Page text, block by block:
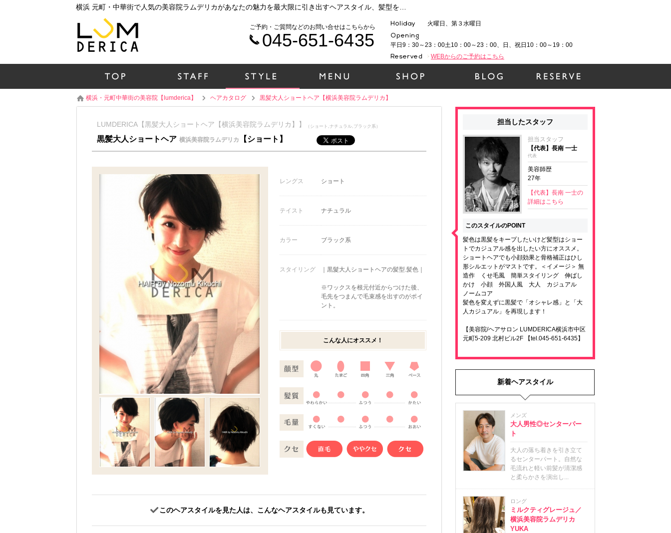
火曜日、第３水曜日
平日9：30～23：00土10：00～23：00、日、祝日10：00～19：00
WEBからのご予約はこちら
ご予約・ご質問などのお問い合せはこちらから
045-651-6435
横浜・元町中華街の美容院【lumderica】 ヘアカタログ 黒髪大人ショートヘア【横浜美容院ラムデリカ】
LUMDERICA【黒髪大人ショートヘア【横浜美容院ラムデリカ】】 （ショート,ナチュラル,ブラック系）
黒髪大人ショートヘア 横浜美容院ラムデリカ 【ショート】
レングス ショート
テイスト ナチュラル
カラー ブラック系
スタイリング ｜黒髮大人ショートヘアの髪型.髪色｜
※ワックスを根元付近からつけた後、
毛先をつまんで毛束感を出すのがポイ
ント。
こんな人にオススメ！
このヘアスタイルを見た人は、こんなヘアスタイルも見ています。
担当したスタッフ
担当スタッフ
【代表】長南 一士
代表
美容師歴
27年
【代表】長南 一士の
詳細はこちら
このスタイルのPOINT
髪色は黒髪をキープしたいけど髪型はショー
トでカジュアル感を出したい方にオススメ。
ショートヘアでも小顔効果と骨格補正はひし
形シルエットがマストです。＜イメージ＞ 無
造作 くせ毛風 簡単スタイリング 伸ばし
かけ 小顔 外国人風 大人 カジュアル
ノームコア
髪色を変えずに黒髪で「オシャレ感」と「大
人カジュアル」を再現します！
【美容院/ヘアサロン LUMDERICA横浜市中区
元町5-209 北村ビル2F 【tel.045-651-6435】
新着ヘアスタイル
メンズ
大人男性◎センターパー
ト
大人の落ち着きを引き立て
るセンターパート。自然な
毛流れと軽い前髪が清潔感
と柔らかさを演出し...
ロング
ミルクティグレージュ／
横浜美容院ラムデリカ
YUKA